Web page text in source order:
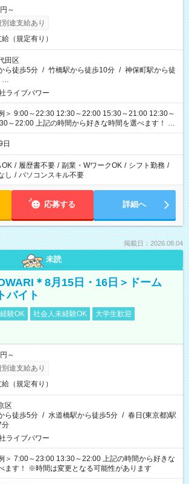
～
途支給あり
給（規定有り）
田区
ら徒歩5分 / 竹橋駅から徒歩10分 / 神保町駅から徒
…
ライブパワー
＞ 9:00～22:30 12:30～22:00 15:30～21:00 12:30～
ら好きな時間を選べます！ ※
となる可能性があります
日
OK / 履歴書不要 / 副業・WワークOK / シフト勤務 /
し / パソコンスキル不要
応募する 詳細へ
掲載日：2026.08.04
未読
＊8月15日・16日＞ドーム
バイト
験OK 社会人未経験OK
大学生歓迎
～
途支給あり
給（規定有り）
区
ら徒歩5分 / 水道橋駅から徒歩5分 / 春日(東京都)駅
分
ライブパワー
～23:00 13:30～22:00 上記の時間から好きな
ます！ ※時間は変更となる可能性があります